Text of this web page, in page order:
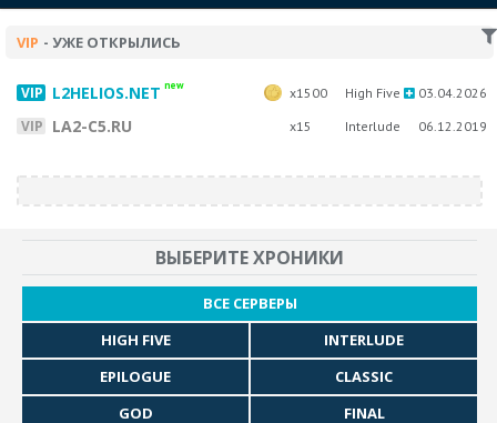
VIP - УЖЕ ОТКРЫЛИСЬ
L2HELIOS.NET new x1500 High Five 03.04.2026
LA2-C5.RU x15 Interlude 06.12.2019
ВЫБЕРИТЕ ХРОНИКИ
ВСЕ СЕРВЕРЫ
HIGH FIVE
INTERLUDE
EPILOGUE
CLASSIC
GOD
FINAL